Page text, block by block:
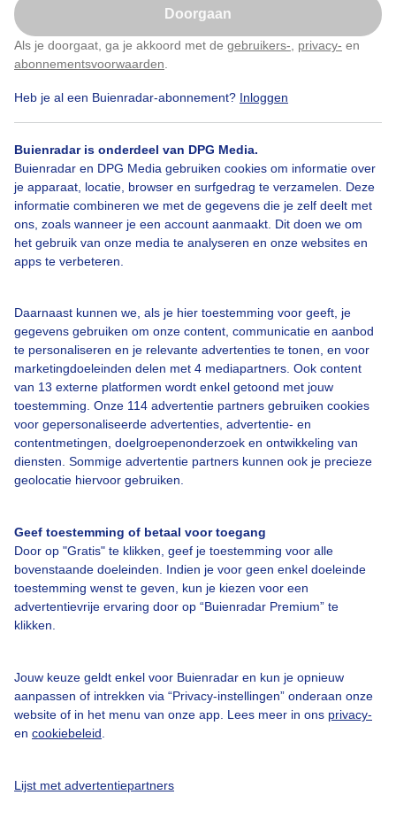
Doorgaan
Als je doorgaat, ga je akkoord met de gebruikers- privacy- en
abonnementsvoorwaarden
Heb je al een Buienradar-abonnement? Inloggen
Buienradar is onderdeel van DPG Media.
Buienradar en DPG Media gebruiken cookies om informatie over
je apparaat, locatie, browser en surfgedrag te verzamelen. Deze
informatie combineren we met de gegevens die je zelf deelt met
ons, zoals wanneer je een account aanmaakt. Dit doen we om
het gebruik van onze media te analyseren en onze websites en
apps te verbeteren.
Daarnaast kunnen we, als je hier toestemming voor geeft, je
gegevens gebruiken om onze content, communicatie en aanbod
te personaliseren en je relevante advertenties te tonen, en voor
marketingdoeleinden delen met 4 mediapartners. Ook content
van 13 externe platformen wordt enkel getoond met jouw
toestemming. Onze 114 advertentie partners gebruiken cookies
voor gepersonaliseerde advertenties, advertentie- en
contentmetingen, doelgroepenonderzoek en ontwikkeling van
diensten. Sommige advertentie partners kunnen ook je precieze
geolocatie hiervoor gebruiken.
Geef toestemming of betaal voor toegang
Door op "Gratis" te klikken, geef je toestemming voor alle
bovenstaande doeleinden. Indien je voor geen enkel doeleinde
toestemming wenst te geven, kun je kiezen voor een
advertentievrije ervaring door op “Buienradar Premium” te
klikken.
Jouw keuze geldt enkel voor Buienradar en kun je opnieuw
aanpassen of intrekken via “Privacy-instellingen” onderaan onze
website of in het menu van onze app. Lees meer in ons privacy-
en cookiebeleid
Lijst met advertentiepartners
Door: Maddy Koster
Bekijk slideshow
Een moment geduld aub...
Over Buienradar
Contact
Toegankelijkheid
Gebruikersvoorwaarden
Buienradar Team
Privacy beleid
Cookie beleid
Gratis weerdata
Klik hierom dit aan te passen